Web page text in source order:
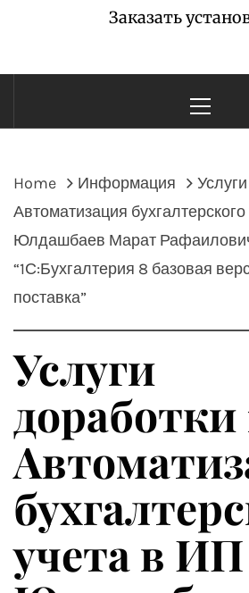
Заказать
Menu
Home Информация
Автоматизация
Юлдашбаев Марат
“1С:Бухгалтерия 8 базовая
поставка”
Услуги
доработки
учета в ИП